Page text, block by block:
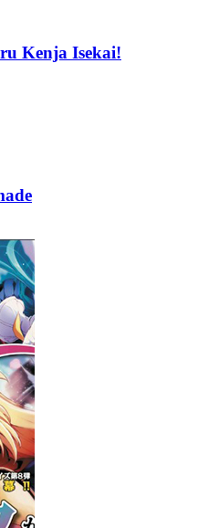
Kenja Isekai!